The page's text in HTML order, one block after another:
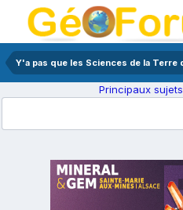
Y'a pas que les Sciences de la Terre
Principaux